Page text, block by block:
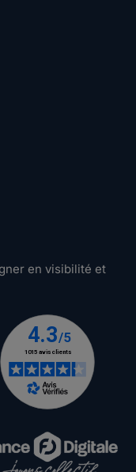
en visibilité et